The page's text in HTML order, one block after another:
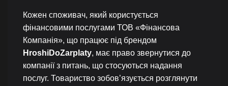
Кожен споживач, який користується
фінансовими послугами ТОВ «Фінансова
Компанія», що працює під брендом
HroshiDoZarplaty, має право звернутися до
компанії з питань, що стосуються надання
послуг. Товариство зобов’язується розглянути